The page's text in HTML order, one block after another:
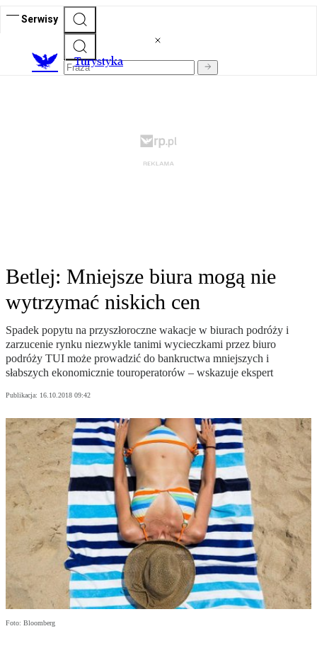
Serwisy
Turystyka
Betlej: Mniejsze biura mogą nie
wytrzymać niskich cen
Spadek popytu na przyszłoroczne wakacje w biurach podróży i
zarzucenie rynku niezwykle tanimi wycieczkami przez biuro
podróży TUI może prowadzić do bankructwa mniejszych i
słabszych ekonomicznie touroperatorów – wskazuje ekspert
Publikacja: 16.10.2018 09:42
Foto: Bloomberg